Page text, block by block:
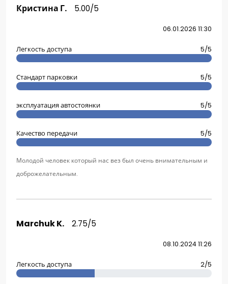
Кристина Г. 5.00/5
06.01.2026 11:30
Легкость доступа 5/5
Стандарт парковки 5/5
эксплуатация автостоянки 5/5
Качество передачи 5/5
Молодой человек который нас вез был очень внимательным и
доброжелательным.
Marchuk K. 2.75/5
08.10.2024 11:26
Легкость доступа 2/5